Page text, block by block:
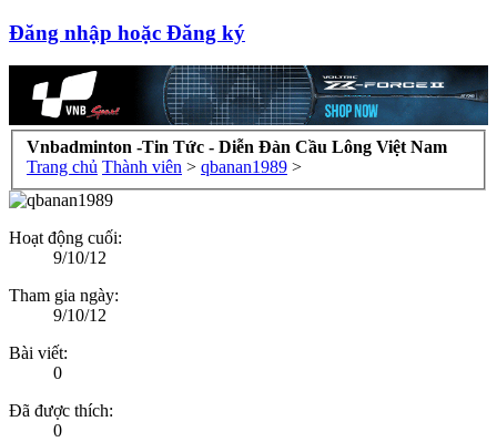
Đăng nhập hoặc Đăng ký
Vnbadminton -Tin Tức - Diễn Đàn Cầu Lông Việt Nam
Trang chủ Thành viên > qbanan1989 >
Hoạt động cuối:
9/10/12
Tham gia ngày:
9/10/12
Bài viết:
0
Đã được thích:
0